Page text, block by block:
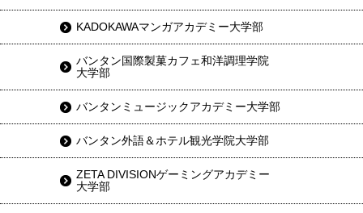
KADOKAWAマンガアカデミー大学部
バンタン国際製菓カフェ和洋調理学院
大学部
バンタンミュージックアカデミー大学部
バンタン外語＆ホテル観光学院大学部
ZETA DIVISIONゲーミングアカデミー
大学部